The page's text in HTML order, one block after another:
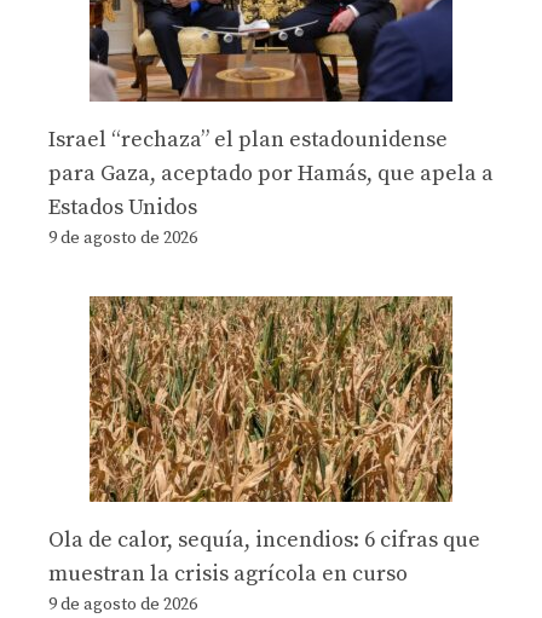
Israel “rechaza” el plan estadounidense
para Gaza, aceptado por Hamás, que apela a
Estados Unidos
9 de agosto de 2026
Ola de calor, sequía, incendios: 6 cifras que
muestran la crisis agrícola en curso
9 de agosto de 2026